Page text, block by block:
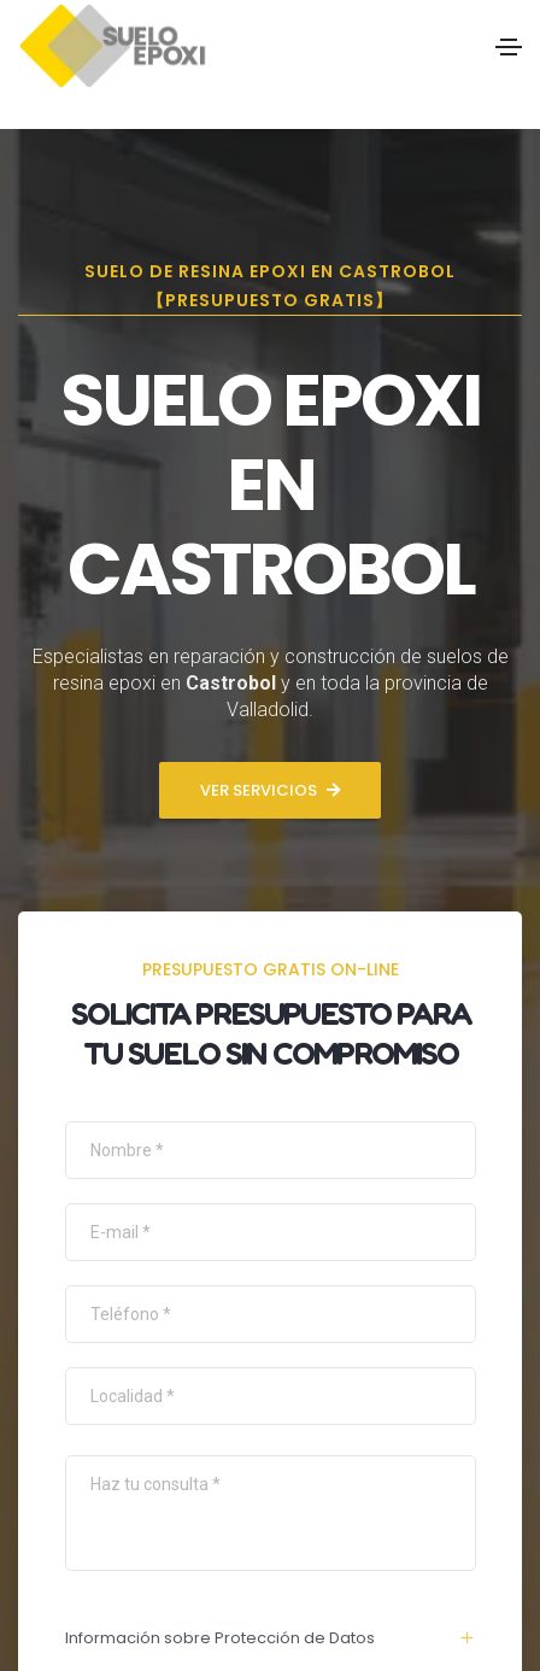
SUELO DE RESINA EPOXI EN CASTROBOL
【PRESUPUESTO GRATIS】
SUELO EPOXI
EN
CASTROBOL
Especialistas en reparación y construcción de suelos de
resina epoxi en Castrobol y en toda la provincia de
Valladolid.
VER SERVICIOS
PRESUPUESTO GRATIS ON-LINE
SOLICITAPRESUPUESTOPARA
TU SUELO SIN COMPROMISO
Información sobre Protección de Datos